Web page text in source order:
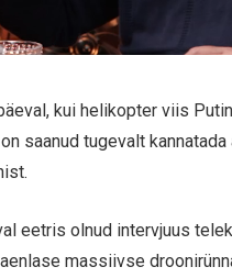
kui helikopter viis
saanud tugevalt
eetris olnud intervjuus
massiivse